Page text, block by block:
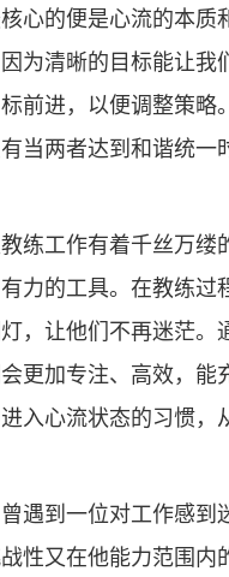
心的便是心流的本
为清晰的目标能让
前进，以便调整策
当两者达到和谐统一
练工作有着千丝万
力的工具。在教练
，让他们不再迷茫
更加专注、高效，
入心流状态的习惯，
遇到一位对工作感
性又在他能力范围